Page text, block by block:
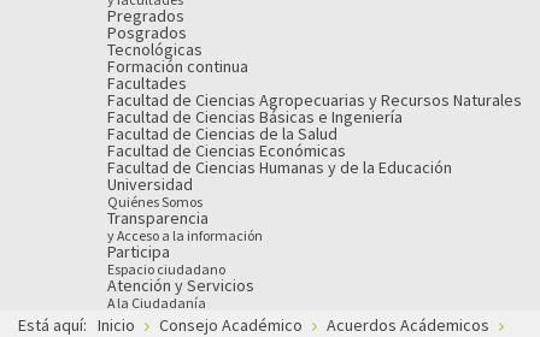
Pregrados
Posgrados
Tecnológicas
Formación continua
Facultades
Facultad de Ciencias Agropecuarias y Recursos Naturales
Facultad de Ciencias Básicas e Ingeniería
Facultad de Ciencias de la Salud
Facultad de Ciencias Económicas
Facultad de Ciencias Humanas y de la Educación
Universidad
Quiénes Somos
Transparencia
y Acceso a la información
Participa
Espacio ciudadano
Atención y Servicios
A la Ciudadanía
Está aquí: Inicio Consejo Académico
Acuerdos Acádemicos